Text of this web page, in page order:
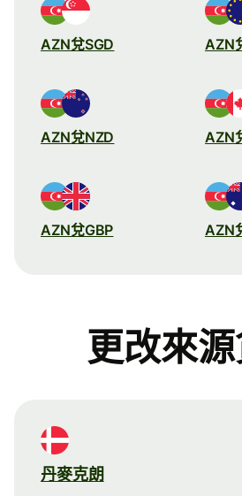
AZN兌SGD AZN
AZN兌NZD AZN
AZN兌GBP AZN
更改來
丹麥克朗